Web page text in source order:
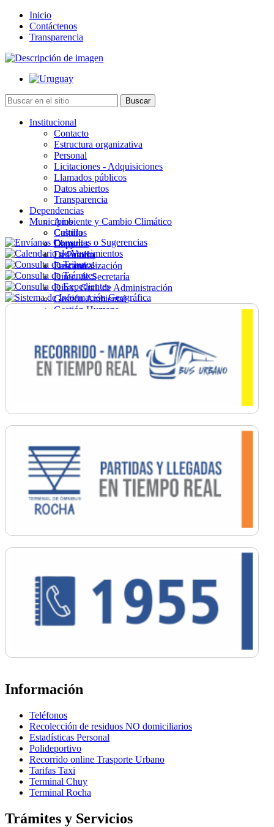
Inicio
Contáctenos
Transparencia
Institucional
Contacto
Estructura organizativa
Personal
Licitaciones - Adquisiciones
Llamados públicos
Datos abiertos
Transparencia
Dependencias
Ambiente y Cambio Climático
Cultura
Deportes
Desarrollo
Descentralización
Direc. de Secretaría
Direc. Gral. de Administración
Gestión Ambiental
Gestión Humana
Ordenamiento
Promoción Social
Salud
Secretaría General
Municipios
Castillos
Chuy
La Paloma
Lascano
Información
Teléfonos
Recolección de residuos NO domiciliarios
Estadísticas Personal
Polideportivo
Recorrido online Trasporte Urbano
Tarifas Taxi
Terminal Chuy
Terminal Rocha
Trámites y Servicios